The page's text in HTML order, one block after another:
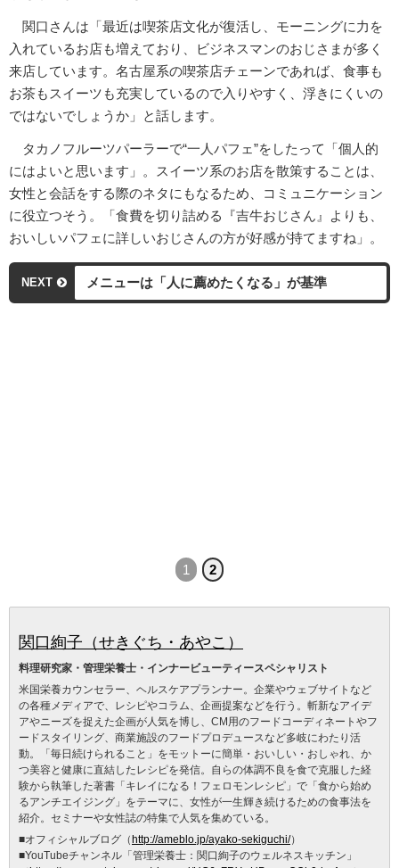
関口さんは「最近は喫茶店文化が復活し、モーニングに力を
入れているお店も増えており、ビジネスマンのおじさまが多く
来店しています。名古屋系の喫茶店チェーンであれば、食事も
お茶もスイーツも充実しているので入りやすく、浮きにくいの
ではないでしょうか」と話します。
タカノフルーツパーラーで“一人パフェ”をしたって「個人的
にはよいと思います」。スイーツ系のお店を散策することは、
女性と会話をする際のネタにもなるため、コミュニケーション
に役立つそう。「食費を切り詰める『吉牛おじさん』よりも、
おいしいパフェに詳しいおじさんの方が好感が持てますね」。
NEXT メニューは「人に薦めたくなる」が基準
1 2
関口絢子（せきぐち・あやこ）
料理研究家・管理栄養士・インナービューティースペシャリスト
米国栄養カウンセラー、ヘルスケアプランナー。企業やウェブサイトなど
の各種メディアで、レシピやコラム、企画提案などを行う。斬新なアイデ
アやニーズを捉えた企画が人気を博し、CM用のフードコーディネートやフ
ードスタイリング、商業施設のフードプロデュースなど多岐にわたり活
動。「毎日続けられること」をモットーに簡単・おいしい・おしゃれ、か
つ美容と健康に直結したレシピを発信。自らの体調不良を食で克服した経
験から執筆した著書「キレイになる！フェロモンレシピ」で「食から始め
るアンチエイジング」をテーマに、女性が一生輝き続けるための食事法を
紹介。セミナーや女性誌の特集で人気を集めている。
■オフィシャルブログ（ http://ameblo.jp/ayako-sekiguchi/）
■YouTubeチャンネル「管理栄養士：関口絢子のウェルネスキッチン」